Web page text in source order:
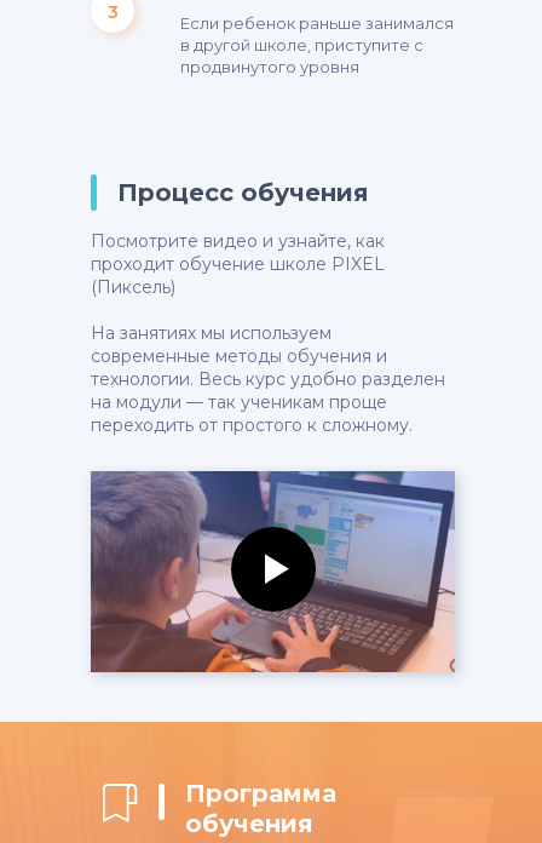
Если ребенок раньше занимался
в другой школе, приступите с
продвинутого уровня
3
Процесс обучения
Посмотрите видео и узнайте, как
проходит обучение школе PIXEL
(Пиксель)
На занятиях мы используем
современные методы обучения и
технологии. Весь курс удобно разделен
на модули — так ученикам проще
переходить от простого к сложному.
Программа
обучения